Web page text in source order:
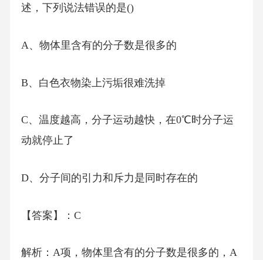
述，下列说法错误的是()
A、物体里含有的分子数是很多的
B、白色衣物染上污垢很难洗掉
C、温度越高，分子运动越快，在0℃时分子运
动就停止了
D、分子间的引力和斥力是同时存在的
【答案】：C
解析：A项，物体里含有的分子数是很多的，A